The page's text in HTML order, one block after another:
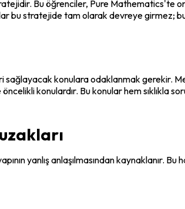
Bu öğrenciler, Pure Mathematics'te
bu stratejide tam olarak devreye girmez;
sağlayacak konulara odaklanmak
konulardır. Bu konular hem sıklıkla
yanlış anlaşılmasından kaynaklanır.